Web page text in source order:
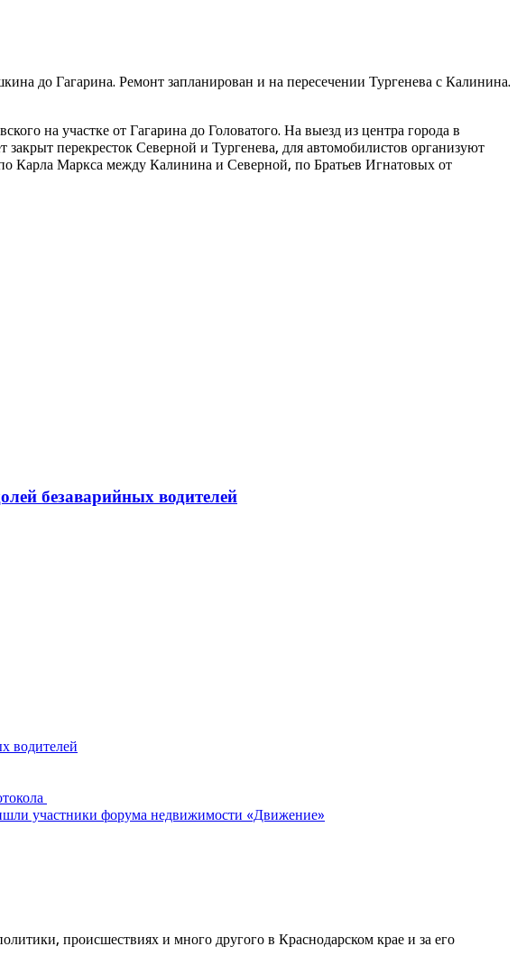
до Гагарина. Ремонт запланирован и на пересечении Тургенева с Калинина.
на участке от Гагарина до Головатого. На выезд из центра города в
перекресток Северной и Тургенева, для автомобилистов организуют
Карла Маркса между Калинина и Северной, по Братьев Игнатовых от
безаварийных водителей
водителей
участники форума недвижимости «Движение»
происшествиях и много другого в Краснодарском крае и за его